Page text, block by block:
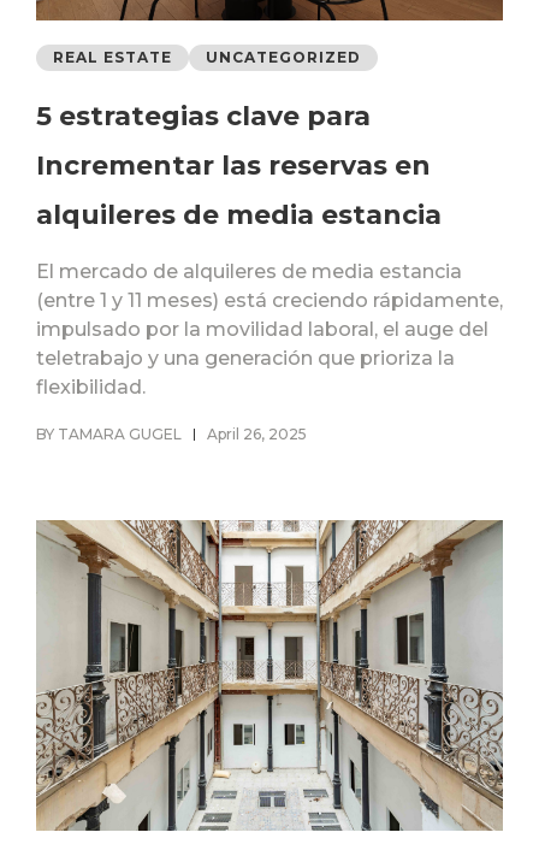
REAL ESTATE UNCATEGORIZED
5 estrategias clave para
Incrementar las reservas en
alquileres de media estancia
El mercado de alquileres de media estancia
(entre 1 y 11 meses) está creciendo rápidamente,
impulsado por la movilidad laboral, el auge del
teletrabajo y una generación que prioriza la
flexibilidad.
BY TAMARA GUGEL April 26, 2025